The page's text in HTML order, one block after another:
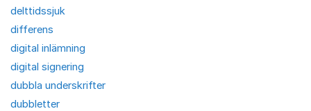
delttidssjuk
differens
digital inlämning
digital signering
dubbla underskrifter
dubbletter